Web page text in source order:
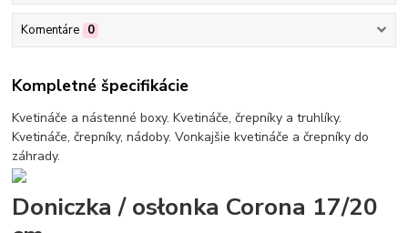
Komentáre 0
Kompletné špecifikácie
Kvetináče a nástenné boxy. Kvetináče, črepníky a truhlíky.
Kvetináče, črepníky, nádoby. Vonkajšie kvetináče a črepníky do
záhrady.
Doniczka / osłonka Corona 17/20